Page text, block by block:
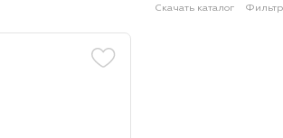
Скачать каталог Фильтр